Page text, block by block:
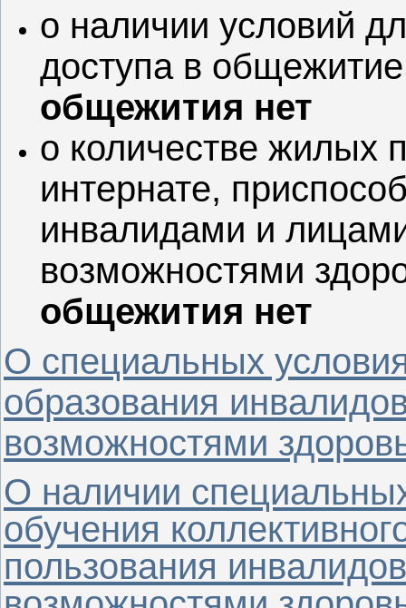
о наличии условий
доступа в
общежития нет
о количестве
интернате,
инвалидами и
возможностями
общежития нет
О специальных
образования
возможностями
О наличии
обучения
пользования